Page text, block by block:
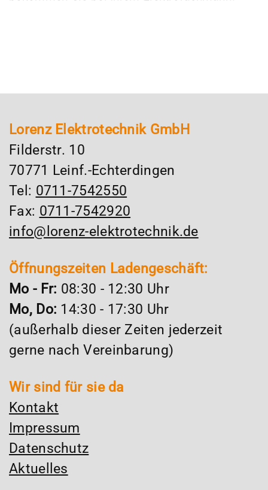
Lorenz Elektrotechnik GmbH
Filderstr. 10
70771 Leinf.-Echterdingen
Tel: 0711-7542550
Fax: 0711-7542920
info@lorenz-elektrotechnik.de
Öffnungszeiten Ladengeschäft:
Mo - Fr: 08:30 - 12:30 Uhr
Mo, Do: 14:30 - 17:30 Uhr
(außerhalb dieser Zeiten jederzeit
gerne nach Vereinbarung)
Wir sind für sie da
Kontakt
Impressum
Datenschutz
Aktuelles